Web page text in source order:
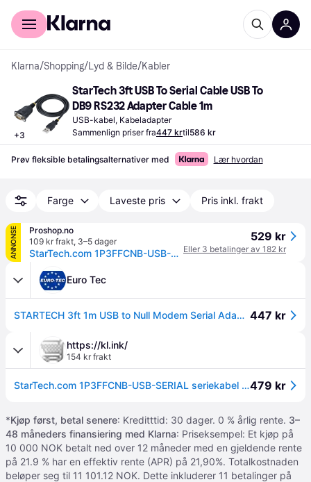
For kunder
Klarna/Shopping/Lyd & Bilde/Kabler
+3
StarTech 3ft USB To Serial Cable USB To
DB9 RS232 Adapter Cable 1m
USB-kabel, Kabeladapter
Sammenlign priser fra447 krtil586 kr
Prøv fleksible betalingsalternativer med Lær hvordan
Farge Laveste pris Pris inkl. frakt
ANNONSE
Proshop.no
109 kr frakt, 3–5 dager
StarTech.com 1P3FFCNB-USB-SERIAL
529 kr
Eller 3 betalinger av 182 kr
Euro Tec
STARTECH 3ft 1m USB to Null Modem Serial Adapter Cable COM Retention FTDI USB-A to RS232 Changeable DB9 Screws/Nuts (1P3FFCNB-USB-SERIAL) 447 kr
https://kl.ink/
154 kr frakt
StarTech.com 1P3FFCNB-USB-SERIAL seriekabel Svart 1 m USB Type-A DB-9479 kr
*Kjøp først, betal senere: Kreditttid: 30 dager. 0 % årlig rente. 3–
48 måneders finansiering med Klarna: Priseksempel: Et kjøp på
10 000 NOK betalt ned over 12 måneder med en gjeldende rente
på 21.9 % har en effektiv rente (APR) på 21,90%. Totalkostnaden
beløper seg til 11 101.12 NOK. Dette inkluderer 11 betalinger på